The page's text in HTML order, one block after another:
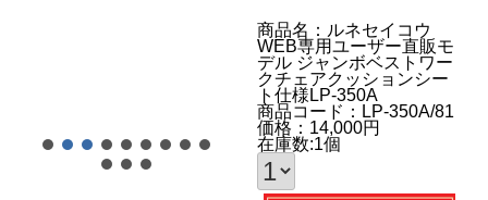
商品名：ルネセイコウ
WEB専用ユーザー直販モ
デル ジャンボベストワー
クチェアクッションシー
ト仕様LP-350A
商品コード：LP-350A/81
価格：14,000円
在庫数:1個